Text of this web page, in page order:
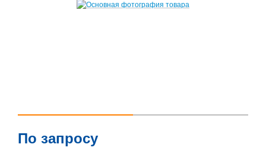
По запросу